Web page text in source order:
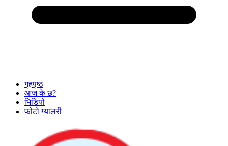
गृहपृष्ठ
आज के छ?
भिडियो
फोटो ग्यालरी